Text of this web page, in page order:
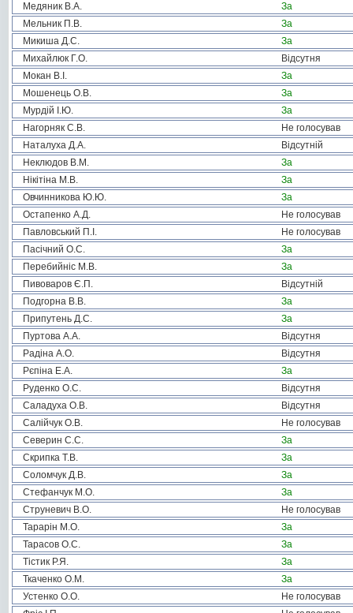
Медяник В.А.
За
Мельник П.В.
За
Микиша Д.С.
За
Михайлюк Г.О.
Відсутня
Мокан В.І.
За
Мошенець О.В.
За
Мурдій І.Ю.
За
Нагорняк С.В.
Не голосував
Наталуха Д.А.
Відсутній
Неклюдов В.М.
За
Нікітіна М.В.
За
Овчинникова Ю.Ю.
За
Остапенко А.Д.
Не голосував
Павловський П.І.
Не голосував
Пасічний О.С.
За
Перебийніс М.В.
За
Пивоваров Є.П.
Відсутній
Подгорна В.В.
За
Припутень Д.С.
За
Пуртова А.А.
Відсутня
Радіна А.О.
Відсутня
Рєпіна Е.А.
За
Руденко О.С.
Відсутня
Саладуха О.В.
Відсутня
Салійчук О.В.
Не голосував
Северин С.С.
За
Скрипка Т.В.
За
Соломчук Д.В.
За
Стефанчук М.О.
За
Струневич В.О.
Не голосував
Тарарін М.О.
За
Тарасов О.С.
За
Тістик Р.Я.
За
Ткаченко О.М.
За
Устенко О.О.
Не голосував